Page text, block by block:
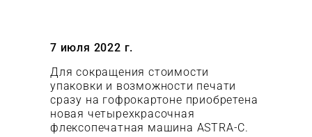
7 июля 2022 г.
Для сокращения стоимости
упаковки и возможности печати
сразу на гофрокартоне приобретена
новая четырехкрасочная
флексопечатная машина ASTRA-C.